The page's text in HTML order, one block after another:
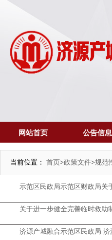
网站首页 公告信息
当前位置： 首页 >政策文件>规范
示范区民政局示范区财政局关
关于进一步健全完善临时救助
济源产城融合示范区民政局